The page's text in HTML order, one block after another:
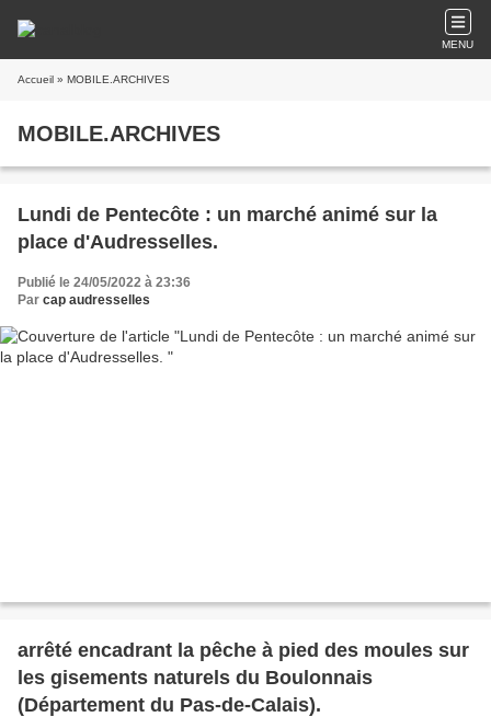
MENU
Accueil » MOBILE.ARCHIVES
MOBILE.ARCHIVES
Lundi de Pentecôte : un marché animé sur la
place d'Audresselles.
Publié le 24/05/2022 à 23:36
Par cap audresselles
arrêté encadrant la pêche à pied des moules sur
les gisements naturels du Boulonnais
(Département du Pas-de-Calais).